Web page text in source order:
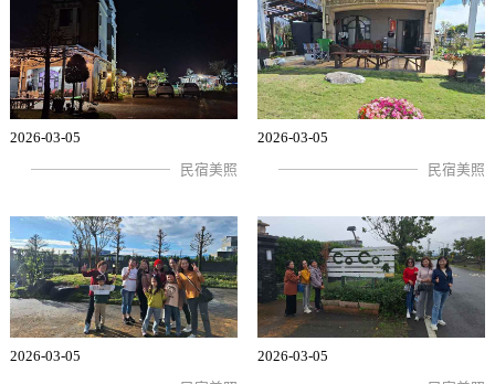
2026-03-05
民宿美照
2026-03-05
民宿美照
2026-03-05 2026-03-05